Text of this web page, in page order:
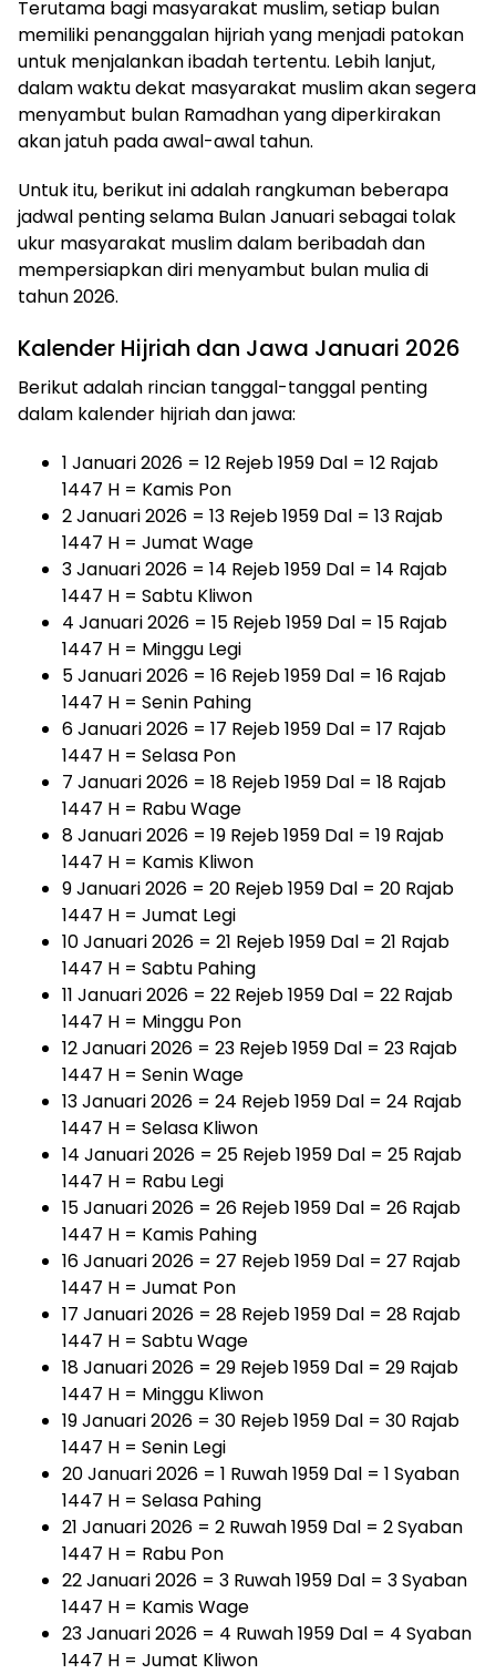
Terutama bagi masyarakat muslim, setiap bulan
memiliki penanggalan hijriah yang menjadi patokan
untuk menjalankan ibadah tertentu. Lebih lanjut,
dalam waktu dekat masyarakat muslim akan segera
menyambut bulan Ramadhan yang diperkirakan
akan jatuh pada awal-awal tahun.
Untuk itu, berikut ini adalah rangkuman beberapa
jadwal penting selama Bulan Januari sebagai tolak
ukur masyarakat muslim dalam beribadah dan
mempersiapkan diri menyambut bulan mulia di
tahun 2026.
Kalender Hijriah dan Jawa Januari 2026
Berikut adalah rincian tanggal-tanggal penting
dalam kalender hijriah dan jawa:
1 Januari 2026 = 12 Rejeb 1959 Dal = 12 Rajab
1447 H = Kamis Pon
2 Januari 2026 = 13 Rejeb 1959 Dal = 13 Rajab
1447 H = Jumat Wage
3 Januari 2026 = 14 Rejeb 1959 Dal = 14 Rajab
1447 H = Sabtu Kliwon
4 Januari 2026 = 15 Rejeb 1959 Dal = 15 Rajab
1447 H = Minggu Legi
5 Januari 2026 = 16 Rejeb 1959 Dal = 16 Rajab
1447 H = Senin Pahing
6 Januari 2026 = 17 Rejeb 1959 Dal = 17 Rajab
1447 H = Selasa Pon
7 Januari 2026 = 18 Rejeb 1959 Dal = 18 Rajab
1447 H = Rabu Wage
8 Januari 2026 = 19 Rejeb 1959 Dal = 19 Rajab
1447 H = Kamis Kliwon
9 Januari 2026 = 20 Rejeb 1959 Dal = 20 Rajab
1447 H = Jumat Legi
10 Januari 2026 = 21 Rejeb 1959 Dal = 21 Rajab
1447 H = Sabtu Pahing
11 Januari 2026 = 22 Rejeb 1959 Dal = 22 Rajab
1447 H = Minggu Pon
12 Januari 2026 = 23 Rejeb 1959 Dal = 23 Rajab
1447 H = Senin Wage
13 Januari 2026 = 24 Rejeb 1959 Dal = 24 Rajab
1447 H = Selasa Kliwon
14 Januari 2026 = 25 Rejeb 1959 Dal = 25 Rajab
1447 H = Rabu Legi
15 Januari 2026 = 26 Rejeb 1959 Dal = 26 Rajab
1447 H = Kamis Pahing
16 Januari 2026 = 27 Rejeb 1959 Dal = 27 Rajab
1447 H = Jumat Pon
17 Januari 2026 = 28 Rejeb 1959 Dal = 28 Rajab
1447 H = Sabtu Wage
18 Januari 2026 = 29 Rejeb 1959 Dal = 29 Rajab
1447 H = Minggu Kliwon
19 Januari 2026 = 30 Rejeb 1959 Dal = 30 Rajab
1447 H = Senin Legi
20 Januari 2026 = 1 Ruwah 1959 Dal = 1 Syaban
1447 H = Selasa Pahing
21 Januari 2026 = 2 Ruwah 1959 Dal = 2 Syaban
1447 H = Rabu Pon
22 Januari 2026 = 3 Ruwah 1959 Dal = 3 Syaban
1447 H = Kamis Wage
23 Januari 2026 = 4 Ruwah 1959 Dal = 4 Syaban
1447 H = Jumat Kliwon